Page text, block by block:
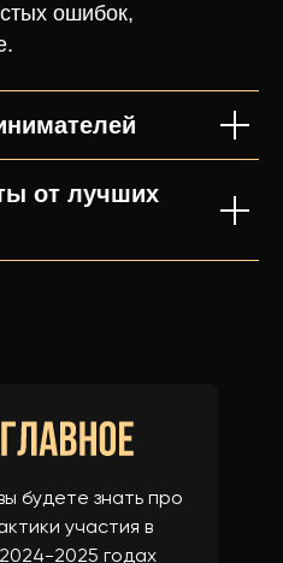
ошибок,
от лучших
будете знать про
участия в
2024-2025 годах